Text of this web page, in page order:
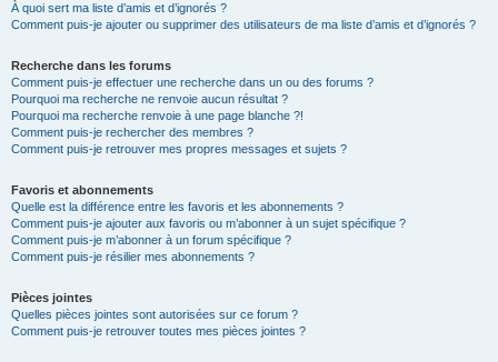
À quoi sert ma liste d’amis et d’ignorés ?
Comment puis-je ajouter ou supprimer des utilisateurs de ma liste d’amis et d’ignorés ?
Recherche dans les forums
Comment puis-je effectuer une recherche dans un ou des forums ?
Pourquoi ma recherche ne renvoie aucun résultat ?
Pourquoi ma recherche renvoie à une page blanche ?!
Comment puis-je rechercher des membres ?
Comment puis-je retrouver mes propres messages et sujets ?
Favoris et abonnements
Quelle est la différence entre les favoris et les abonnements ?
Comment puis-je ajouter aux favoris ou m’abonner à un sujet spécifique ?
Comment puis-je m’abonner à un forum spécifique ?
Comment puis-je résilier mes abonnements ?
Pièces jointes
Quelles pièces jointes sont autorisées sur ce forum ?
Comment puis-je retrouver toutes mes pièces jointes ?